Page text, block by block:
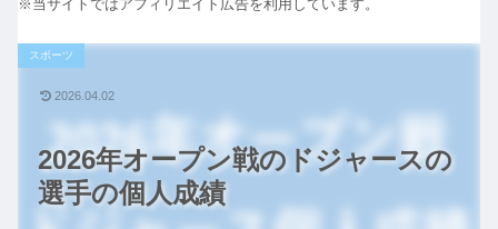
※当サイトではアフィリエイト広告を利用しています。
2026年オープン戦のドジャースの
選手の個人成績
スポーツ
2026.04.02